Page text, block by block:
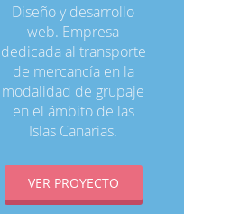
Diseño y desarrollo
web. Empresa
dedicada al transporte
de mercancía en la
modalidad de grupaje
en el ámbito de las
Islas Canarias.
VER PROYECTO